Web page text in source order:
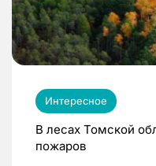
Интересное
В лесах Томской
пожаров